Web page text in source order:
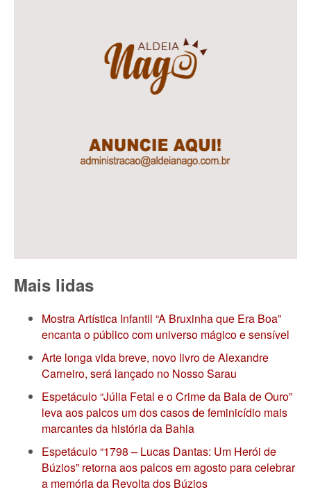
Mais lidas
Mostra Artística Infantil “A Bruxinha que Era Boa”
encanta o público com universo mágico e sensível
Arte longa vida breve, novo livro de Alexandre
Carneiro, será lançado no Nosso Sarau
Espetáculo “Júlia Fetal e o Crime da Bala de Ouro”
leva aos palcos um dos casos de feminicídio mais
marcantes da história da Bahia
Espetáculo “1798 – Lucas Dantas: Um Herói de
Búzios” retorna aos palcos em agosto para celebrar
a memória da Revolta dos Búzios